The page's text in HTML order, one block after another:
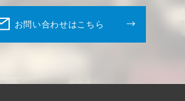
お問い合わせはこちら